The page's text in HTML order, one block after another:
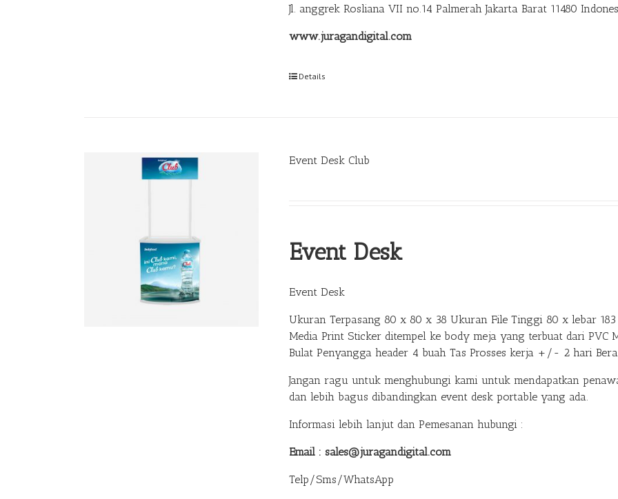
Jl. anggrek Rosliana VII no.14 Palmerah Jakarta Barat 11480
www.juragandigital.com
Details
Event Desk Club
Event Desk
Event Desk
Ukuran Terpasang 80 x 80 x 38 Ukuran File Tinggi 80 x lebar
Media Print Sticker ditempel ke body meja yang terbuat dari PVC
Bulat Penyangga header 4 buah Tas Prosses kerja +/- 2 hari
Jangan ragu untuk menghubungi kami untuk mendapatkan
dan lebih bagus dibandingkan event desk portable yang ada.
Informasi lebih lanjut dan Pemesanan hubungi :
Email : sales@juragandigital.com
Telp/Sms/WhatsApp